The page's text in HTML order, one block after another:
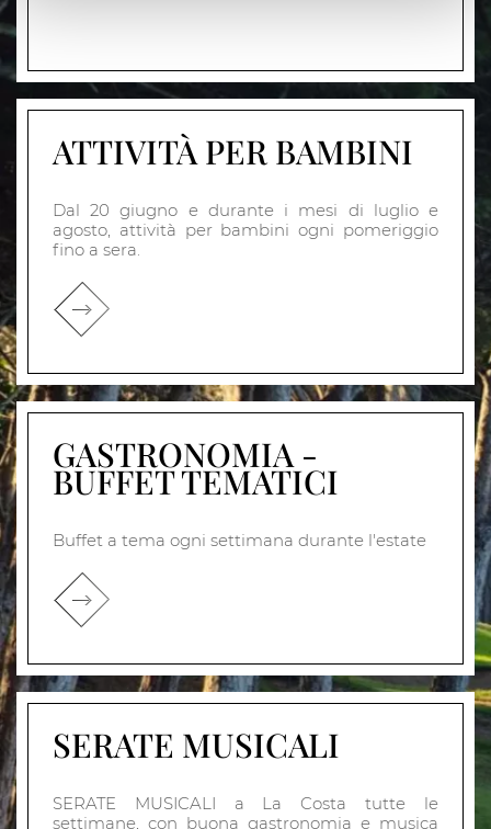
ATTIVITÀ PER BAMBINI
Dal 20 giugno e durante i mesi di luglio e
agosto, attività per bambini ogni pomeriggio
fino a sera.
GASTRONOMIA -
BUFFET TEMATICI
Buffet a tema ogni settimana durante l'estate
SERATE MUSICALI
SERATE MUSICALI a La Costa tutte le
settimane, con buona gastronomia e musica